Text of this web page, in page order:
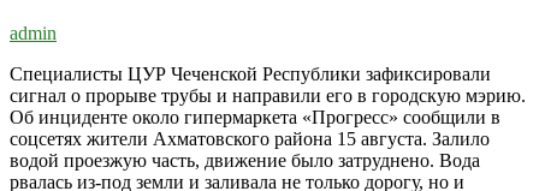
admin
Специалисты ЦУР Чеченской Республики зафиксировали
сигнал о прорыве трубы и направили его в городскую мэрию.
Об инциденте около гипермаркета «Прогресс» сообщили в
соцсетях жители Ахматовского района 15 августа. Залило
водой проезжую часть, движение было затруднено. Вода
рвалась из-под земли и заливала не только дорогу, но и